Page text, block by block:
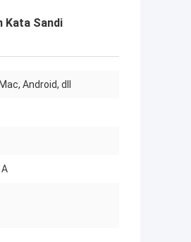
Kata Sandi
Android, dll